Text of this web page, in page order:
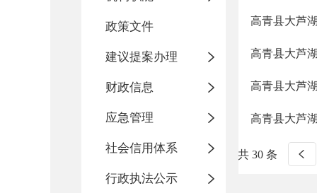
政策文件
建议提案办理
财政信息
应急管理
社会信用体系
行政执法公示
高青县大芦
高青县大芦
高青县大芦
高青县大芦
共 30 条